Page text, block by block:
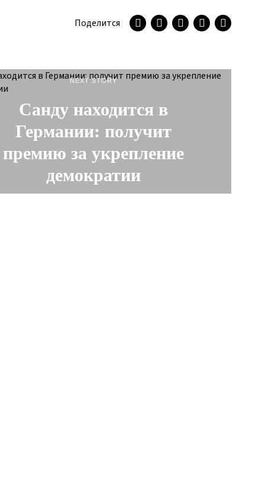
Поделится
NEXT STORY
Санду находится в
Германии: получит
премию за укрепление
демократии